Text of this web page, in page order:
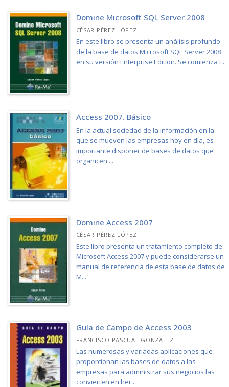
Domine Microsoft SQL Server 2008
CÉSAR PÉREZ LÓPEZ
En este libro se presenta un análisis profundo
de la base de datos Microsoft SQL Server 2008
en su versión Enterprise Edition. Se comienza t...
Access 2007. Básico
En la actual sociedad de la información en la
que se mueven las empresas hoy en día, es
importante disponer de bases de datos que
organicen ...
Domine Access 2007
CÉSAR PÉREZ LÓPEZ
Este libro presenta un tratamiento completo de
Microsoft Access 2007 y puede considerarse un
manual de referencia de esta base de datos de
M...
Guía de Campo de Access 2003
FRANCISCO PASCUAL GONZALEZ
Las numerosas y variadas aplicaciones que
proporcionan las bases de datos a las
empresas para administrar sus negocios las
convierten en her...